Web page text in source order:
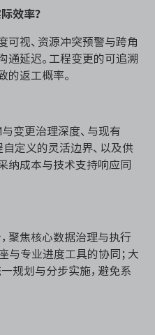
效率？
可视、资源冲突预警与跨角
通延迟。工程变更的可追溯
的返工概率。
变更治理深度、与现有
定义的灵活边界、以及供
纳成本与技术支持响应同
聚焦核心数据治理与执行
与专业进度工具的协同；大
规划与分步实施，避免系